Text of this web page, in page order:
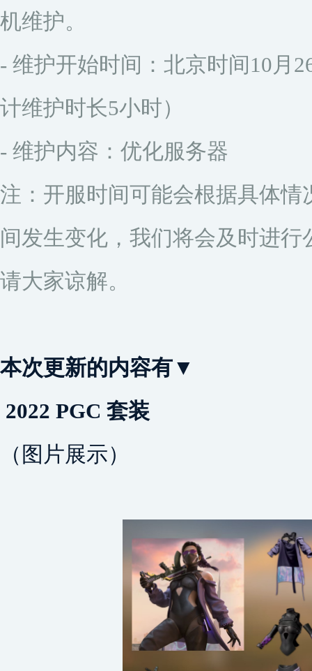
机维护。
- 维护开始时间：北京时间10月
计维护时长5小时）
- 维护内容：优化服务器
注：开服时间可能会根据具体
间发生变化，我们将会及时进
请大家谅解。
本次更新的内容有▼
‌2022 PGC 套装
（图片展示）